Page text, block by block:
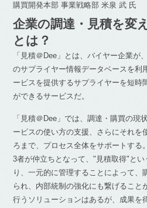
購買開発本部 事業戦略部 米泉 武 氏
企業の調達・見積を変
とは？
「見積＠Dee」とは、バイヤー企業が
のサプライヤー情報データベースを利
ービスを提供するサプライヤーを短時
ができるサービスだ。
「見積＠Dee」では、調達・購買の現
ービスの使い方の支援、さらにそれを
ろまで、プロセス全体をサポートする
3者が仲立ちとなって、"見積取得"と
り、一元的に管理することによって、
られ、内部統制の強化にも繋げること
行うソリューションはあるが、成果を